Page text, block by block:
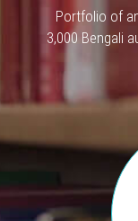
Portfolio of
3,000 Bengali